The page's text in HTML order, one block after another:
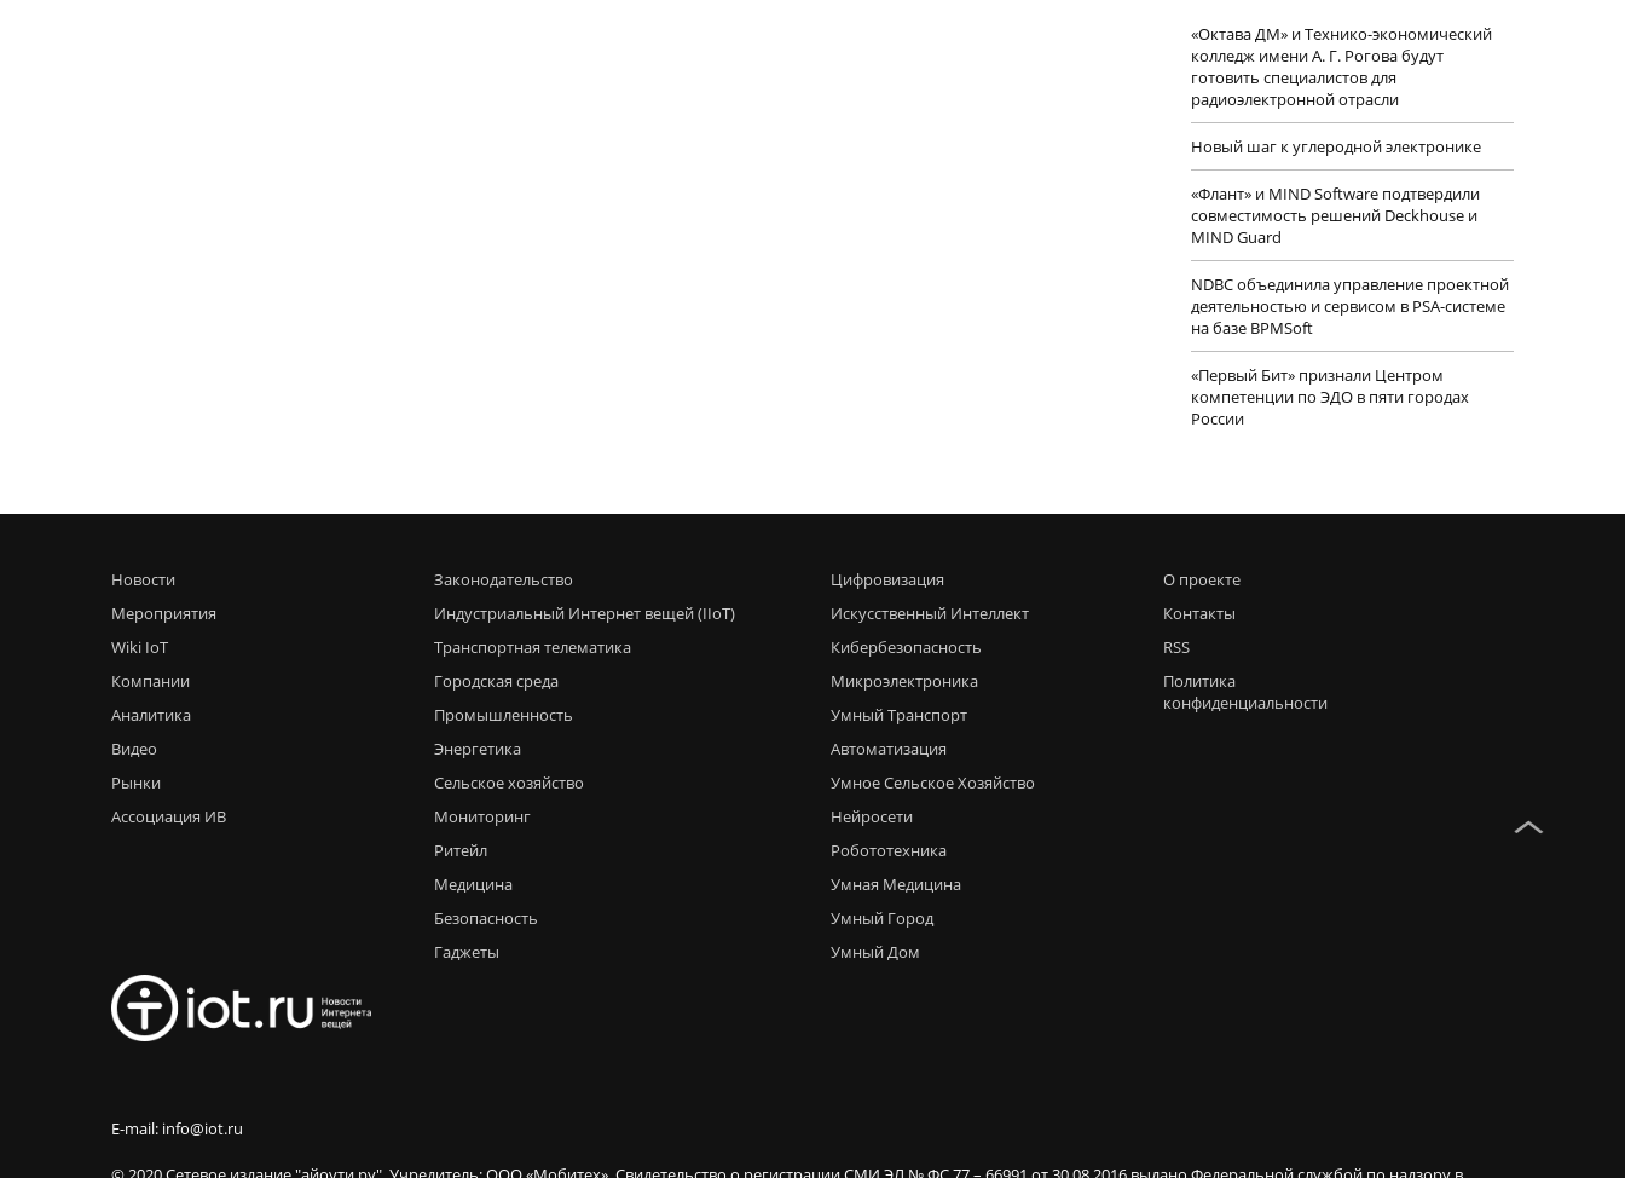
«Октава ДМ» и Технико-экономический
колледж имени А. Г. Рогова будут
готовить специалистов для
радиоэлектронной отрасли
Новый шаг к углеродной электронике
«Флант» и MIND Software подтвердили
совместимость решений Deckhouse и
MIND Guard
NDBC объединила управление проектной
деятельностью и сервисом в PSA-системе
на базе BPMSoft
«Первый Бит» признали Центром
компетенции по ЭДО в пяти городах
России
Новости
Мероприятия
Wiki IoT
Компании
Аналитика
Видео
Рынки
Ассоциация ИВ
Законодательство
Индустриальный Интернет вещей (IIoT)
Транспортная телематика
Городская среда
Промышленность
Энергетика
Сельское хозяйство
Мониторинг
Ритейл
Медицина
Безопасность
Гаджеты
Цифровизация
Искусственный Интеллект
Кибербезопасность
Микроэлектроника
Умный Транспорт
Автоматизация
Умное Сельское Хозяйство
Нейросети
Робототехника
Умная Медицина
Умный Город
Умный Дом
О проекте
Контакты
RSS
Политика
конфиденциальности
E-mail: info@iot.ru